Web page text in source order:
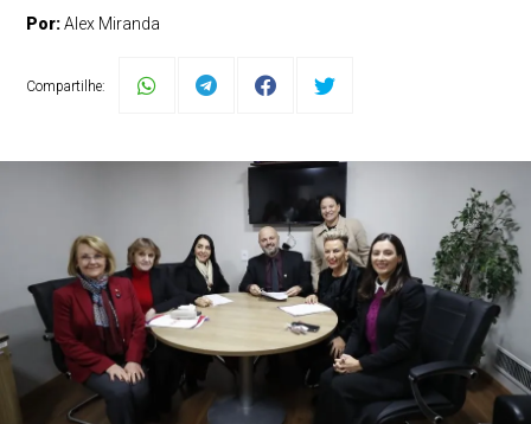
Por:Alex Miranda
Compartilhe: